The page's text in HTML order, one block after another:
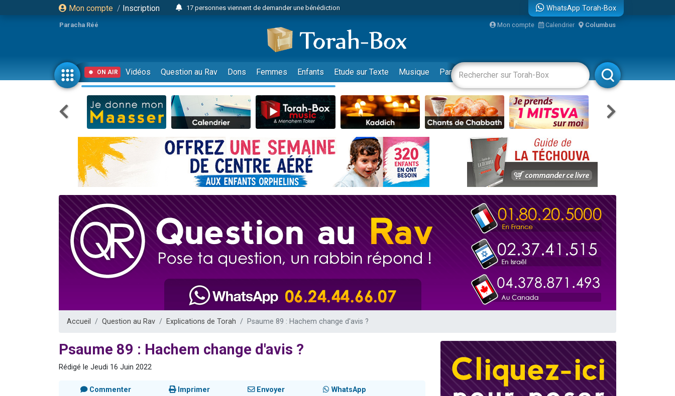
Mon compte / Inscription
17 personnes viennent de demander une bénédiction
23 personnes viennent de faire un don pour Diane, 80 ans, dans un appartement insalubre
Eva vient de donner son Maasser
4 personnes viennent de nous rejoindre sur WhatsApp
3 personnes viennent de nous rejoindre sur WhatsApp
Odaya vient de donner son Maasser
3 personnes viennent de faire un don pour 5 jours de vacances aux Orphelins
2 personnes viennent de nous rejoindre sur WhatsApp
13 personnes viennent de demander une bénédiction
Il reste 49 places pour étudier en groupe sur Zoom
30 personnes viennent de faire un don pour Sauvez la jambe de Yohan
12 nouvelles musiques dans Torah-Box Music
3 personnes viennent de nous rejoindre sur WhatsApp
2 personnes viennent de nous rejoindre sur WhatsApp
3 personnes viennent de nous rejoindre sur WhatsApp
8 personnes viennent de faire un don pour Tsédaka : pauvres d'Israel
Nouvelle émission radio : Visions de grandeur n°104 : Le Chabbath et le Birkat Hamazone à travers le temps
4 personnes viennent de nous rejoindre sur WhatsApp
WhatsApp Torah-Box
Paracha Réé Mon compte Calendrier Columbus
ON AIR Vidéos Question au Rav Dons Femmes Enfants Etude sur Texte Musique Paracha Divertissements Livres Rabbanim
Accueil Question au Rav Explications de Torah Psaume 89 : Hachem change d'avis ?
Psaume 89 : Hachem change d'avis ?
Rédigé le Jeudi 16 Juin 2022
Commenter Imprimer Envoyer WhatsApp